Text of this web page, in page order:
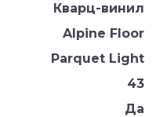
Кварц-винил
Alpine Floor
Parquet Light
43
Да